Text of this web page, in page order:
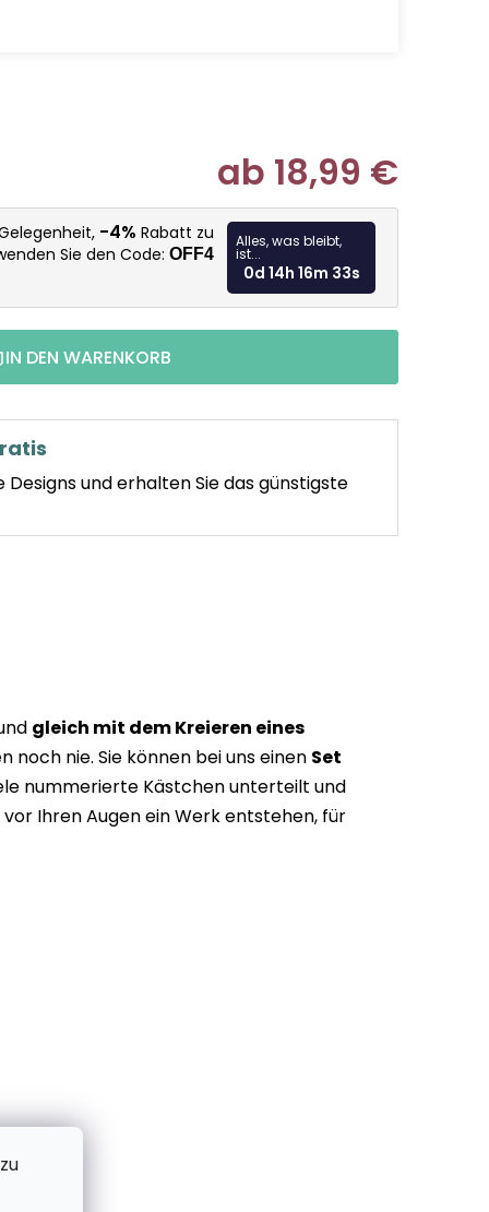
ab 18,99 €
-4% Rabatt zu
Sie den Code: OFF4
Alles, was bleibt,
ist...
0d 14h 16m 32s
IN DEN WARENKORB
Designs und erhalten Sie das günstigste
gleich mit dem Kreieren eines
noch nie. Sie können bei uns einen Set
nummerierte Kästchen unterteilt und
Ihren Augen ein Werk entstehen, für